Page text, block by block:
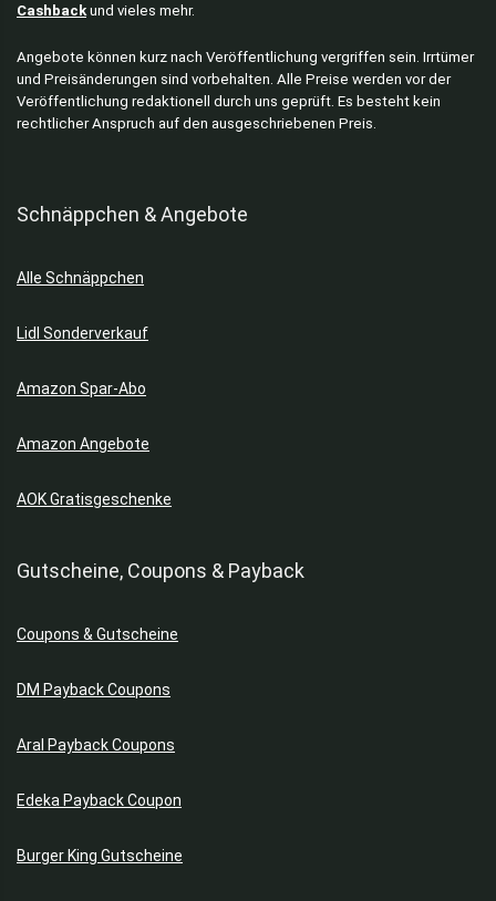
Cashbackund vieles mehr.
Angebote können kurz nach Veröffentlichung vergriffen sein. Irrtümer
und Preisänderungen sind vorbehalten. Alle Preise werden vor der
Veröffentlichung redaktionell durch uns geprüft. Es besteht kein
rechtlicher Anspruch auf den ausgeschriebenen Preis.
Schnäppchen & Angebote
Alle Schnäppchen
Lidl Sonderverkauf
Amazon Spar-Abo
Amazon Angebote
AOK Gratisgeschenke
Gutscheine, Coupons & Payback
Coupons & Gutscheine
DM Payback Coupons
Aral Payback Coupons
Edeka Payback Coupon
Burger King Gutscheine